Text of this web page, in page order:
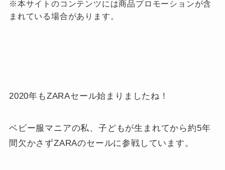
※本サイトのコンテンツには商品プロモーションが含
まれている場合があります。
2020年もZARAセール始まりましたね！
ベビー服マニアの私、子どもが生まれてから約5年
間欠かさずZARAのセールに参戦しています。